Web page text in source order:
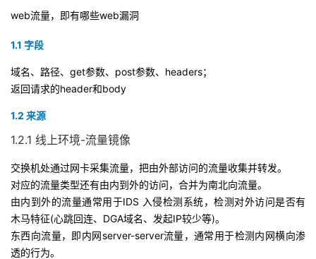
者
我
的
博
客
我
的
论
坛
我
的
圈
子
我
的
直
播
我
的
活
我
的
我
web流量，即有哪些web漏洞
1.1 字段
域名、路径、get参数、post参数、headers；
返回请求的header和body
1.2 来源
1.2.1 线上环境-流量镜像
交换机处通过网卡采集流量，把由外部访问的流量收集并转发。
对应的流量类型还有由内到外的访问，合并为南北向流量。
由内到外的流量通常用于IDS 入侵检测系统，检测对外访问是否有
木马特征(心跳回连、DGA域名、发起IP较少等)。
东西向流量，即内网server-server流量，通常用于检测内网横向渗
透的行为。